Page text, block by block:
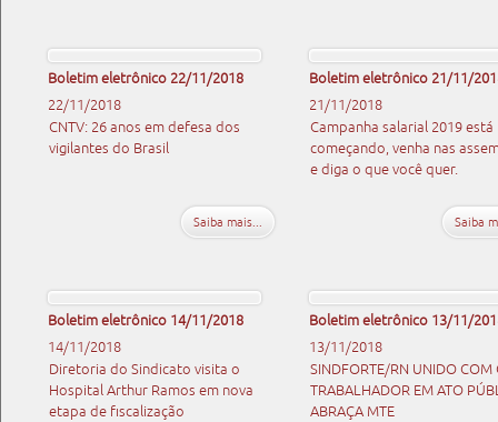
Boletim eletrônico 22/11/2018
22/11/2018
CNTV: 26 anos em defesa dos
vigilantes do Brasil
Saiba mais...
Boletim eletrônico 21/11/
21/11/2018
Campanha salarial 2019 está
começando, venha nas
e diga o que você quer.
Saiba
Boletim eletrônico 14/11/2018
14/11/2018
Diretoria do Sindicato visita o
Hospital Arthur Ramos em nova
etapa de ﬁscalização
Boletim eletrônico 13/11/
13/11/2018
SINDFORTE/RN UNIDO COM
TRABALHADOR EM ATO
ABRAÇA MTE